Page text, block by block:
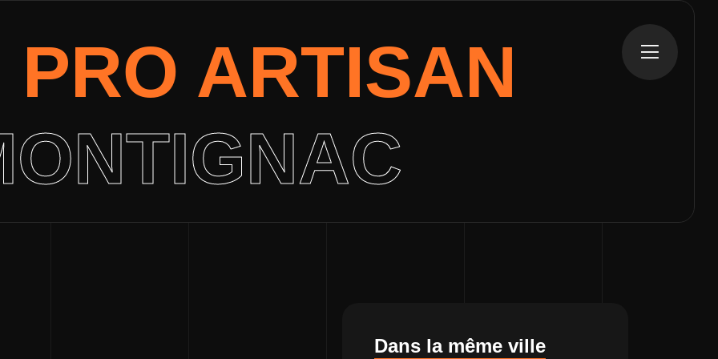
PRO ARTISAN
Dans la même ville